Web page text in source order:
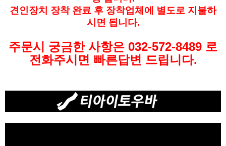
견인장치 장착 완료 후 장착업체에 별도로 지불하
시면 됩니다.
주문시 궁금한 사항은 032-572-8489 로
전화주시면 빠른답변 드립니다.